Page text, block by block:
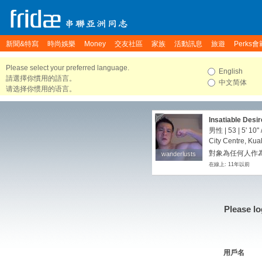
新聞&特寫 時尚娛樂 Money 交友社區 家族 活動訊息 旅遊 Perks會
Please select your preferred language.
請選擇你慣用的語言。
请选择你惯用的语言。
English
中文简体
wanderlusts
wanderlusts
Insatiable
男性 | 53 | 5' 10"
City Centre,
對象為任何人作
在線上: 11年以前
Please
用戶名